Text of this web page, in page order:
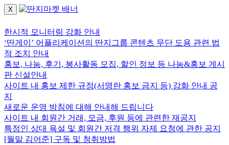
X
한시적 모니터링 강화 안내
‘딴게이’ 어플리케이션의 딴지그룹 콘텐츠 무단 도용 관련 법
적 조치 안내
홍보, 나눔, 후기, 봉사활동 모집, 할인 정보 등 나눔&홍보 게시
판 신설안내
사이트 내 홍보 제한 규정(서명란 홍보 금지 등) 강화 안내 공
지
새로운 운영 방침에 대해 안내해 드립니다
사이트 내 회원간 거래, 모금, 후원 등에 관련한 재공지
특정인 상대 욕설 및 회원간 저격 행위 자제 요청에 관한 공지
[월말 김어준] 구독 및 청취방법